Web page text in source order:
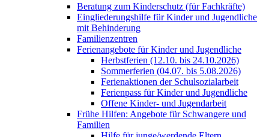
Beratung zum Kinderschutz (für Fachkräfte)
Eingliederungshilfe für Kinder und Jugendliche
mit Behinderung
Familienzentren
Ferienangebote für Kinder und Jugendliche
Herbstferien (12.10. bis 24.10.2026)
Sommerferien (04.07. bis 5.08.2026)
Ferienaktionen der Schulsozialarbeit
Ferienpass für Kinder und Jugendliche
Offene Kinder- und Jugendarbeit
Frühe Hilfen: Angebote für Schwangere und
Familien